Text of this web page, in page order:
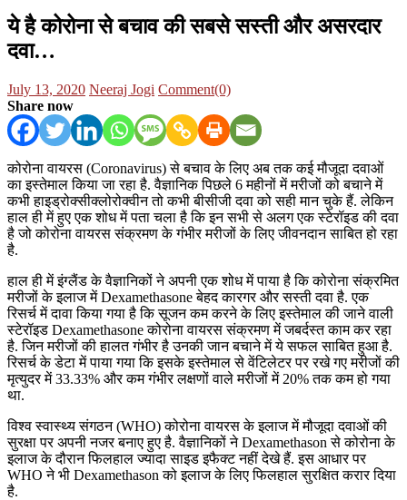
ये है कोरोना से बचाव की सबसे सस्ती और असरदार
दवा…
Posted
on
July 13, 2020 Author
Neeraj Jogi Comment(0)
Share now
कोरोना वायरस (Coronavirus) से बचाव के लिए अब तक कई मौजूदा दवाओं
का इस्तेमाल किया जा रहा है. वैज्ञानिक पिछले 6 महीनों में मरीजों को बचाने में
कभी हाइड्रोक्सीक्लोरोक्वीन तो कभी बीसीजी दवा को सही मान चुके हैं. लेकिन
हाल ही में हुए एक शोध में पता चला है कि इन सभी से अलग एक स्टेरॉइड की दवा
है जो कोरोना वायरस संक्रमण के गंभीर मरीजों के लिए जीवनदान साबित हो रहा
है.
हाल ही में इंग्लैंड के वैज्ञानिकों ने अपनी एक शोध में पाया है कि कोरोना संक्रमित
मरीजों के इलाज में Dexamethasone बेहद कारगर और सस्ती दवा है. एक
रिसर्च में दावा किया गया है कि सूजन कम करने के लिए इस्तेमाल की जाने वाली
स्टेरॉइड Dexamethasone कोरोना वायरस संक्रमण में जबर्दस्त काम कर रहा
है. जिन मरीजों की हालत गंभीर है उनकी जान बचाने में ये सफल साबित हुआ है.
रिसर्च के डेटा में पाया गया कि इसके इस्तेमाल से वेंटिलेटर पर रखे गए मरीजों की
मृत्युदर में 33.33% और कम गंभीर लक्षणों वाले मरीजों में 20% तक कम हो गया
था.
विश्व स्वास्थ्य संगठन (WHO) कोरोना वायरस के इलाज में मौजूदा दवाओं की
सुरक्षा पर अपनी नजर बनाए हुए है. वैज्ञानिकों ने Dexamethason से कोरोना के
इलाज के दौरान फिलहाल ज्यादा साइड इफैक्ट नहीं देखे हैं. इस आधार पर
WHO ने भी Dexamethason को इलाज के लिए फिलहाल सुरक्षित करार दिया
है.